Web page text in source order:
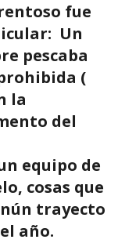
fue
Un
pescaba
(
la
del
equipo de
cosas que
trayecto
año.